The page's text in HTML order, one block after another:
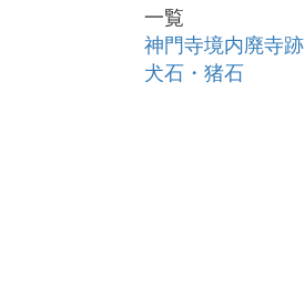
一覧
神門寺境内廃寺跡
犬石・猪石